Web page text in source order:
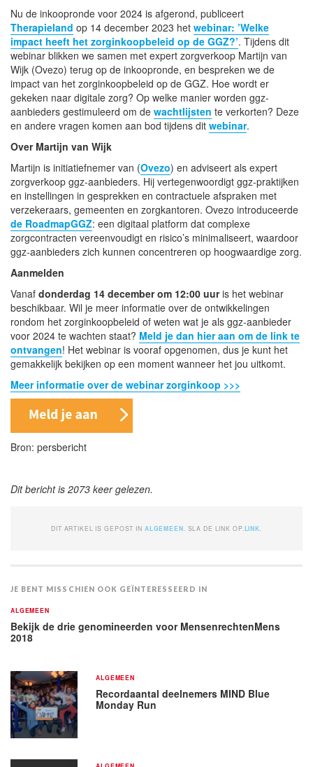
Nu de inkoopronde voor 2024 is afgerond, publiceert
Therapieland op 14 december 2023 het webinar: ’Welke
impact heeft het zorginkoopbeleid op de GGZ?’. Tijdens dit
webinar blikken we samen met expert zorgverkoop Martijn van
Wijk (Ovezo) terug op de inkoopronde, en bespreken we de
impact van het zorginkoopbeleid op de GGZ. Hoe wordt er
gekeken naar digitale zorg? Op welke manier worden ggz-
aanbieders gestimuleerd om de wachtlijsten te verkorten? Deze
en andere vragen komen aan bod tijdens dit webinar.
Over Martijn van Wijk
Martijn is initiatiefnemer van (Ovezo) en adviseert als expert
zorgverkoop ggz-aanbieders. Hij vertegenwoordigt ggz-praktijken
en instellingen in gesprekken en contractuele afspraken met
verzekeraars, gemeenten en zorgkantoren. Ovezo introduceerde
de RoadmapGGZ: een digitaal platform dat complexe
zorgcontracten vereenvoudigt en risico’s minimaliseert, waardoor
ggz-aanbieders zich kunnen concentreren op hoogwaardige zorg.
Aanmelden
Vanaf donderdag 14 december om 12:00 uuris het webinar
beschikbaar. Wil je meer informatie over de ontwikkelingen
rondom het zorginkoopbeleid of weten wat je als ggz-aanbieder
voor 2024 te wachten staat? Meld je dan hier aan om de link te
ontvangen! Het webinar is vooraf opgenomen, dus je kunt het
gemakkelijk bekijken op een moment wanneer het jou uitkomt.
Meer informatie over de webinar zorginkoop >>>
Bron: persbericht
Dit bericht is 2073 keer gelezen.
DIT ARTIKEL IS GEPOST IN ALGEMEEN . SLA DE LINK OP. LINK
JE BENT MISSCHIEN OOK GEÏNTERESSEERD IN
ALGEMEEN
Bekijk de drie genomineerden voor MensenrechtenMens
2018
ALGEMEEN
Recordaantal deelnemers MIND Blue
Monday Run